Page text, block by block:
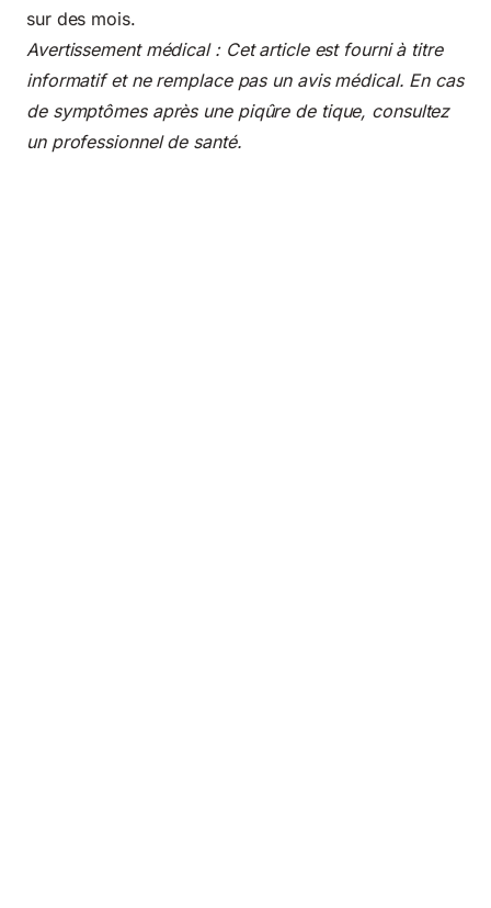
sur des mois.
Avertissement médical : Cet article est fourni à titre
informatif et ne remplace pas un avis médical. En cas
de symptômes après une piqûre de tique, consultez
un professionnel de santé.